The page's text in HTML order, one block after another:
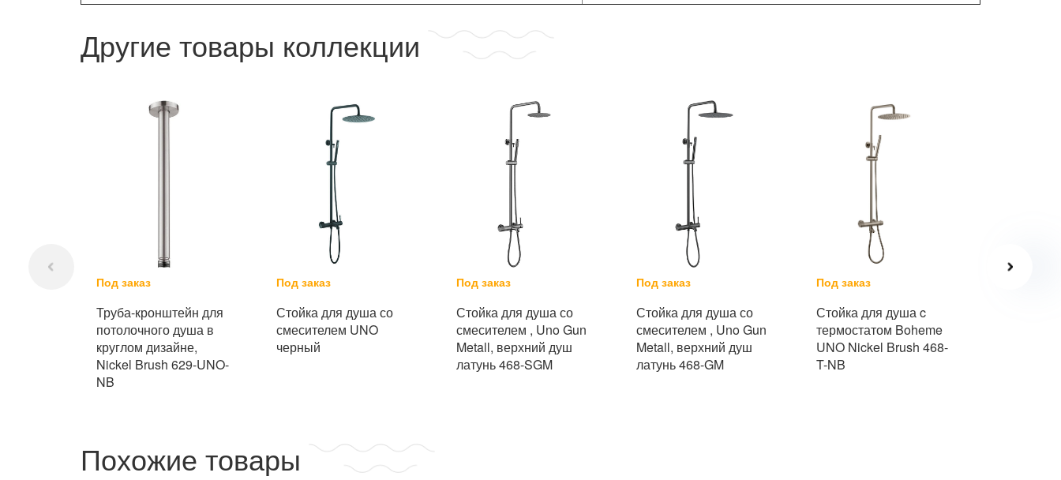
Другие товары коллекции
Под заказ
Труба-кронштейн для
потолочного душа в
круглом дизайне,
Nickel Brush 629-UNO-
NB
Под заказ
Стойка для душа со
смесителем UNO
черный
Под заказ
Стойка для душа со
смесителем , Uno Gun
Metall, верхний душ
латунь 468-SGM
Под заказ
Стойка для душа со
смесителем , Uno Gun
Metall, верхний душ
латунь 468-GM
Под заказ
Стойка для душа c
термостатом Boheme
UNO Nickel Brush 468-
T-NB
Похожие товары